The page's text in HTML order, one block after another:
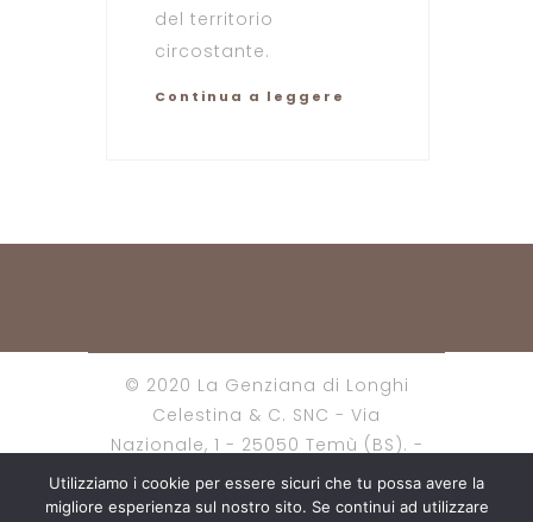
del territorio
circostante.
Continua a leggere
© 2020 La Genziana di Longhi
Celestina & C. SNC - Via
Nazionale, 1 - 25050 Temù (BS). -
P. Iva 02768120988 - Codice CIR:
017184-ALB-0001
Utilizziamo i cookie per essere sicuri che tu possa avere la
migliore esperienza sul nostro sito. Se continui ad utilizzare